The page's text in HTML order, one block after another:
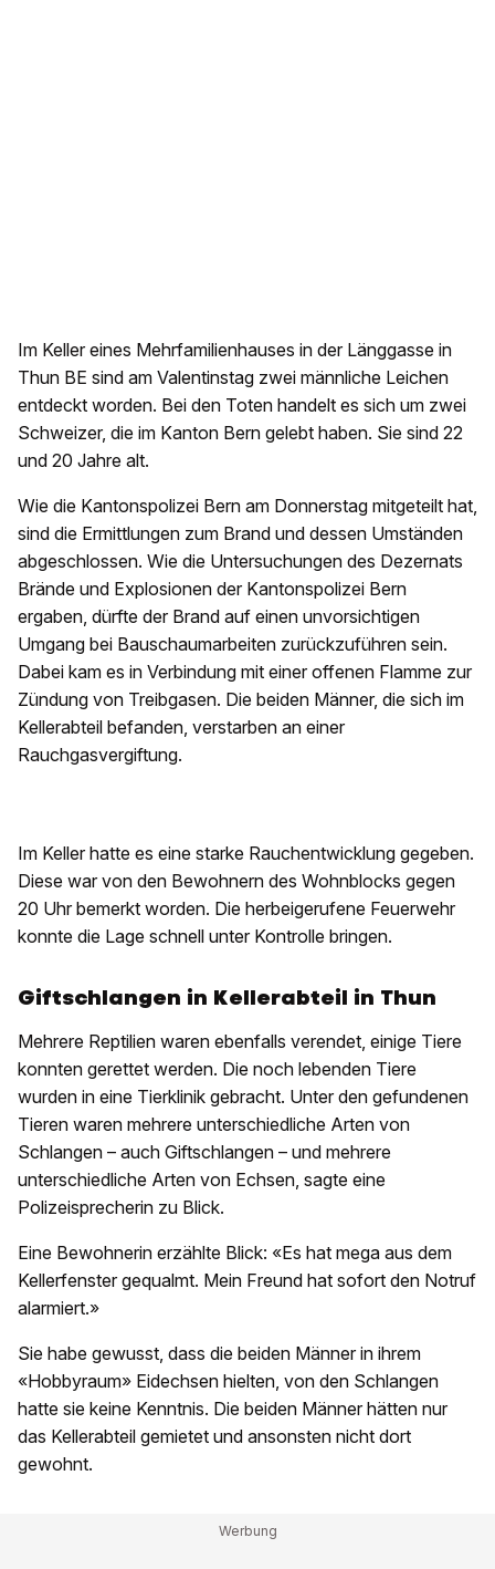
Im Keller eines Mehrfamilienhauses in der Länggasse in
Thun BE sind am Valentinstag zwei männliche Leichen
entdeckt worden. Bei den Toten handelt es sich um zwei
Schweizer, die im Kanton Bern gelebt haben. Sie sind 22
und 20 Jahre alt.
Wie die Kantonspolizei Bern am Donnerstag mitgeteilt hat,
sind die Ermittlungen zum Brand und dessen Umständen
abgeschlossen. Wie die Untersuchungen des Dezernats
Brände und Explosionen der Kantonspolizei Bern
ergaben, dürfte der Brand auf einen unvorsichtigen
Umgang bei Bauschaumarbeiten zurückzuführen sein.
Dabei kam es in Verbindung mit einer offenen Flamme zur
Zündung von Treibgasen. Die beiden Männer, die sich im
Kellerabteil befanden, verstarben an einer
Rauchgasvergiftung.
Im Keller hatte es eine starke Rauchentwicklung gegeben.
Diese war von den Bewohnern des Wohnblocks gegen
20 Uhr bemerkt worden. Die herbeigerufene Feuerwehr
konnte die Lage schnell unter Kontrolle bringen.
Giftschlangen in Kellerabteil in Thun
Mehrere Reptilien waren ebenfalls verendet, einige Tiere
konnten gerettet werden. Die noch lebenden Tiere
wurden in eine Tierklinik gebracht. Unter den gefundenen
Tieren waren mehrere unterschiedliche Arten von
Schlangen – auch Giftschlangen – und mehrere
unterschiedliche Arten von Echsen, sagte eine
Polizeisprecherin zu Blick.
Eine Bewohnerin erzählte Blick: «Es hat mega aus dem
Kellerfenster gequalmt. Mein Freund hat sofort den Notruf
alarmiert.»
Sie habe gewusst, dass die beiden Männer in ihrem
«Hobbyraum» Eidechsen hielten, von den Schlangen
hatte sie keine Kenntnis. Die beiden Männer hätten nur
das Kellerabteil gemietet und ansonsten nicht dort
gewohnt.